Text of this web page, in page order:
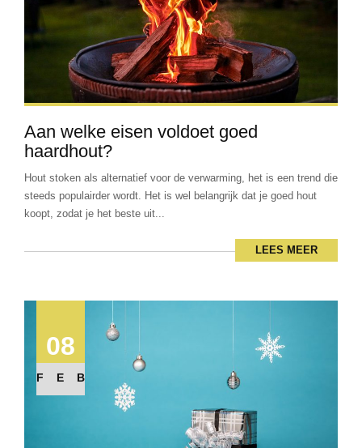
Aan welke eisen voldoet goed
haardhout?
Hout stoken als alternatief voor de verwarming, het is een trend die
steeds populairder wordt. Het is wel belangrijk dat je goed hout
koopt, zodat je het beste uit...
LEES MEER
08
FEB